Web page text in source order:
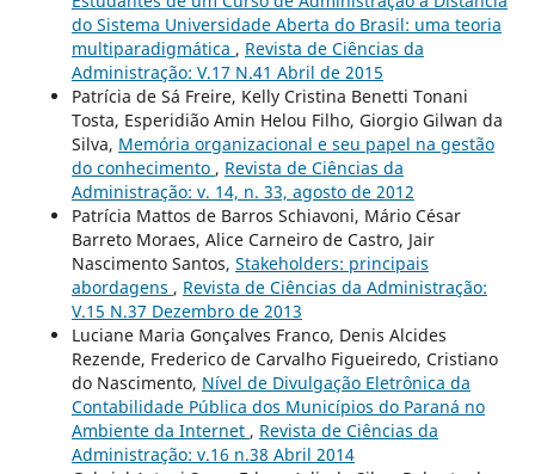
do Sistema Universidade Aberta do Brasil: uma teoria
multiparadigmática , Revista de Ciências da
Administração: V.17 N.41 Abril de 2015
Patrícia de Sá Freire, Kelly Cristina Benetti Tonani
Tosta, Esperidião Amin Helou Filho, Giorgio Gilwan da
Silva, Memória organizacional e seu papel na gestão
do conhecimento , Revista de Ciências da
Administração: v. 14, n. 33, agosto de 2012
Patrícia Mattos de Barros Schiavoni, Mário César
Barreto Moraes, Alice Carneiro de Castro, Jair
Nascimento Santos, Stakeholders: principais
abordagens , Revista de Ciências da Administração:
V.15 N.37 Dezembro de 2013
Luciane Maria Gonçalves Franco, Denis Alcides
Rezende, Frederico de Carvalho Figueiredo, Cristiano
do Nascimento, Nível de Divulgação Eletrônica da
Contabilidade Pública dos Municípios do Paraná no
Ambiente da Internet , Revista de Ciências da
Administração: v.16 n.38 Abril 2014